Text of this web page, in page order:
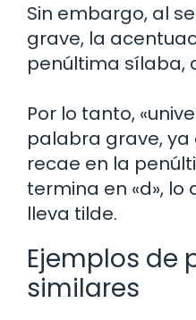
Sin embargo, al
grave, la
penúltima sílaba,
Por lo tanto,
palabra grave, ya
recae en la
termina en «d», lo
lleva tilde.
Ejemplos de
similares